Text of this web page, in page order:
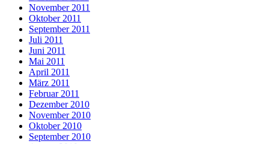
November 2011
Oktober 2011
September 2011
Juli 2011
Juni 2011
Mai 2011
April 2011
März 2011
Februar 2011
Dezember 2010
November 2010
Oktober 2010
September 2010